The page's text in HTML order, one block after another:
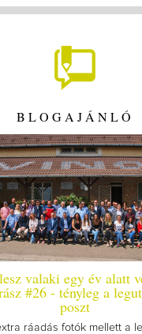
BLOGAJÁNLÓ
Így lesz valaki egy
borász
Megírtuk a modulzáró
lázasan készülünk